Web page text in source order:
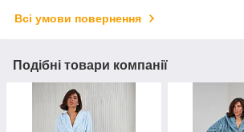
Всі умови повернення
Подібні товари компанії